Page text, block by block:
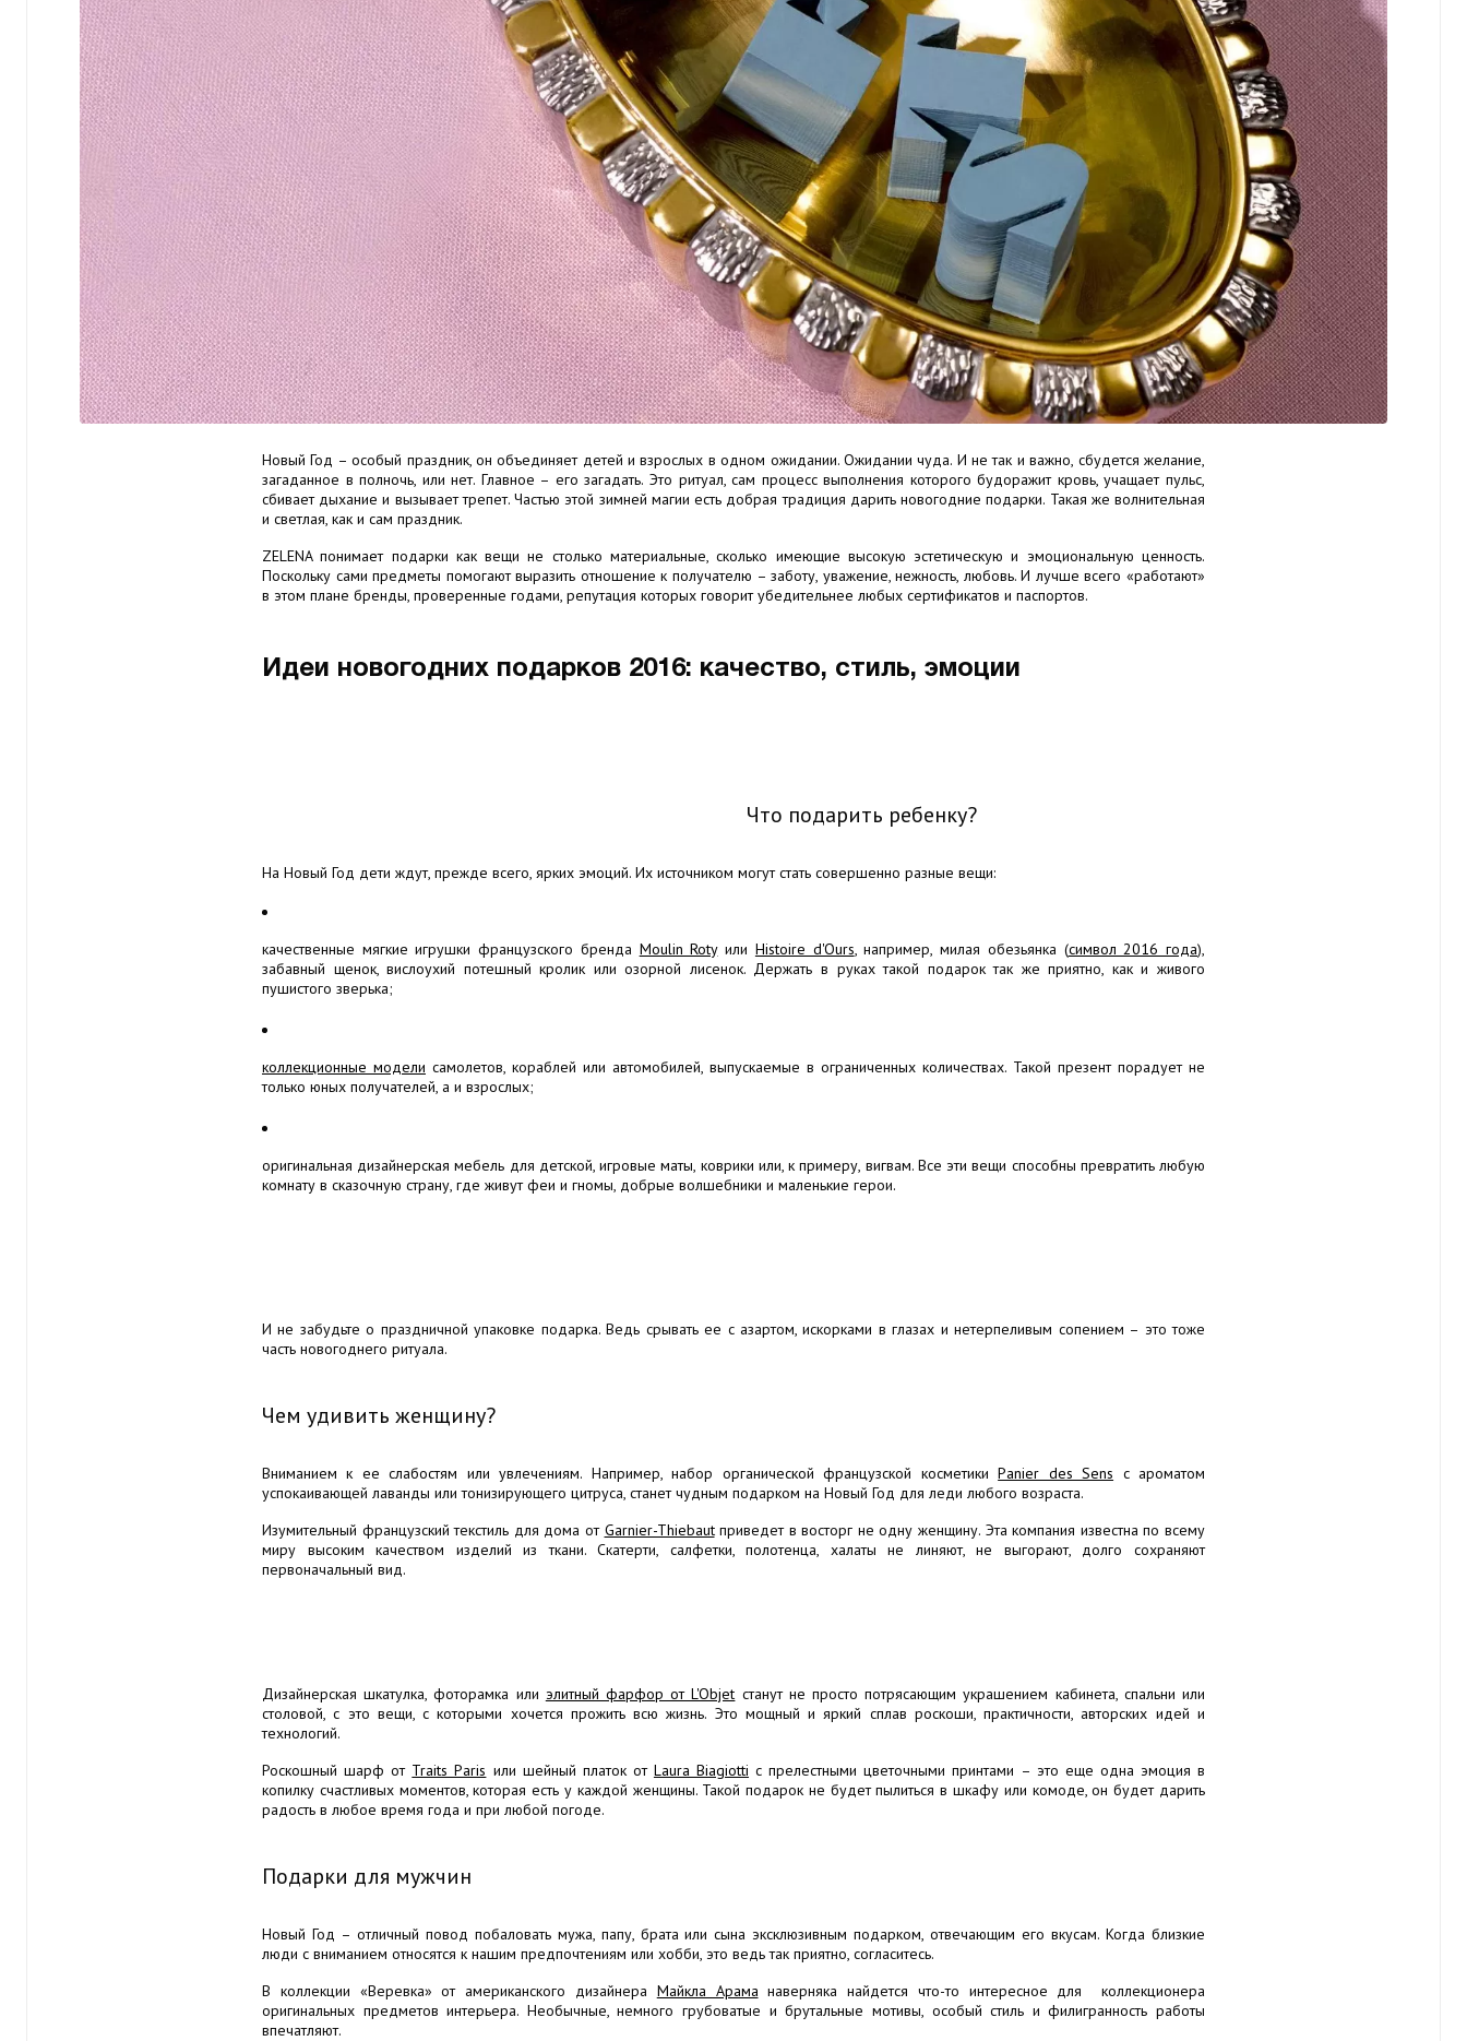
Новый Год – особый праздник, он объединяет детей и взрослых в одном ожидании. Ожидании чуда. И не так и важно, сбудется желание,
загаданное в полночь, или нет. Главное – его загадать. Это ритуал, сам процесс выполнения которого будоражит кровь, учащает пульс,
сбивает дыхание и вызывает трепет. Частью этой зимней магии есть добрая традиция дарить новогодние подарки. Такая же волнительная
и светлая, как и сам праздник.
ZELENA понимает подарки как вещи не столько материальные, сколько имеющие высокую эстетическую и эмоциональную ценность.
Поскольку сами предметы помогают выразить отношение к получателю – заботу, уважение, нежность, любовь. И лучше всего «работают»
в этом плане бренды, проверенные годами, репутация которых говорит убедительнее любых сертификатов и паспортов.
Идеи новогодних подарков 2016: качество, стиль, эмоции
Что подарить ребенку?
На Новый Год дети ждут, прежде всего, ярких эмоций. Их источником могут стать совершенно разные вещи:
качественные мягкие игрушки французского бренда Moulin Rotyили Histoire d'Ours, например, милая обезьянка (символ 2016 года),
забавный щенок, вислоухий потешный кролик или озорной лисенок. Держать в руках такой подарок так же приятно, как и живого
пушистого зверька;
коллекционные модели самолетов, кораблей или автомобилей, выпускаемые в ограниченных количествах. Такой презент порадует не
только юных получателей, а и взрослых;
оригинальная дизайнерская мебель для детской, игровые маты, коврики или, к примеру, вигвам. Все эти вещи способны превратить любую
комнату в сказочную страну, где живут феи и гномы, добрые волшебники и маленькие герои.
И не забудьте о праздничной упаковке подарка. Ведь срывать ее с азартом, искорками в глазах и нетерпеливым сопением – это тоже
часть новогоднего ритуала.
Чем удивить женщину?
Вниманием к ее слабостям или увлечениям. Например, набор органической французской косметикиPanier des Sens с ароматом
успокаивающей лаванды или тонизирующего цитруса, станет чудным подарком на Новый Год для леди любого возраста.
Изумительный французский текстиль для дома от Garnier-Thiebautприведет в восторг не одну женщину. Эта компания известна по всему
миру высоким качеством изделий из ткани. Скатерти, салфетки, полотенца, халаты не линяют, не выгорают, долго сохраняют
первоначальный вид.
Дизайнерская шкатулка, фоторамка или элитный фарфор от L'Objet станут не просто потрясающим украшением кабинета, спальни или
столовой, с это вещи, с которыми хочется прожить всю жизнь. Это мощный и яркий сплав роскоши, практичности, авторских идей и
технологий.
Роскошный шарф от Traits Paris или шейный платок от Laura Biagiotti с прелестными цветочными принтами – это еще одна эмоция в
копилку счастливых моментов, которая есть у каждой женщины. Такой подарок не будет пылиться в шкафу или комоде, он будет дарить
радость в любое время года и при любой погоде.
Подарки для мужчин
Новый Год – отличный повод побаловать мужа, папу, брата или сына эксклюзивным подарком, отвечающим его вкусам. Когда близкие
люди с вниманием относятся к нашим предпочтениям или хобби, это ведь так приятно, согласитесь.
В коллекции «Веревка» от американского дизайнера Майкла Арама наверняка найдется что-то интересное для коллекционера
оригинальных предметов интерьера. Необычные, немного грубоватые и брутальные мотивы, особый стиль и филигранность работы
впечатляют.